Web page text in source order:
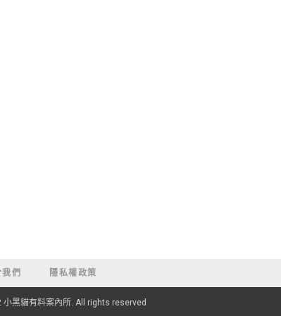
我們 隱私權政策
黑貓有料案內所. All rights reserved